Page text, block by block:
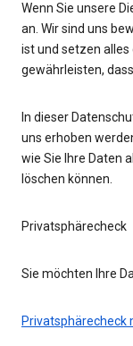
Wenn Sie unsere
an. Wir sind uns
ist und setzen alles
gewährleisten,
In dieser
uns erhoben
wie Sie Ihre Daten
löschen können.
Privatsphärecheck
Sie möchten Ihre
Privatsphärecheck